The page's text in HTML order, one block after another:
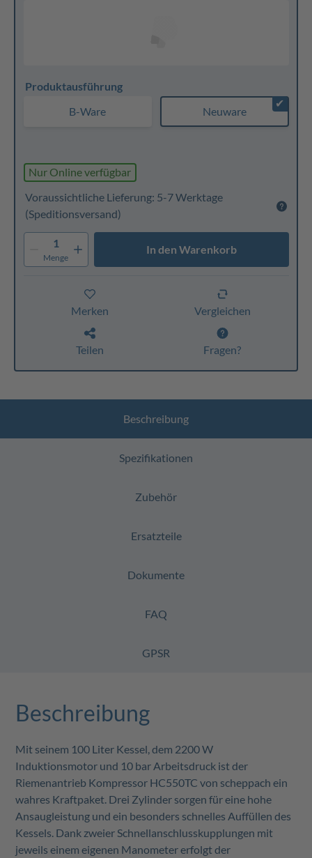
Produktausführung
B-Ware
✔
Neuware
Nur Online verfügbar
Voraussichtliche Lieferung: 5-7 Werktage
(Speditionsversand)
1
Menge
In den Warenkorb
Merken Vergleichen
Teilen Fragen?
Beschreibung
Spezifikationen
Zubehör
Ersatzteile
Dokumente
FAQ
GPSR
Beschreibung
Mit seinem 100 Liter Kessel, dem 2200 W
Induktionsmotor und 10 bar Arbeitsdruck ist der
Riemenantrieb Kompressor HC550TC von scheppach ein
wahres Kraftpaket. Drei Zylinder sorgen für eine hohe
Ansaugleistung und ein besonders schnelles Auffüllen des
Kessels. Dank zweier Schnellanschlusskupplungen mit
jeweils einem eigenen Manometer erfolgt der